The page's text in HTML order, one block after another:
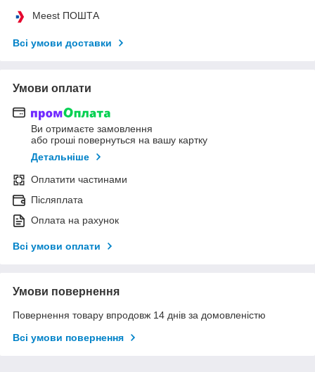
Meest ПОШТА
Всі умови доставки
Умови оплати
Ви отримаєте замовлення
або гроші повернуться на вашу картку
Детальніше
Оплатити частинами
Післяплата
Оплата на рахунок
Всі умови оплати
Умови повернення
Повернення товару впродовж 14 днів за домовленістю
Всі умови повернення